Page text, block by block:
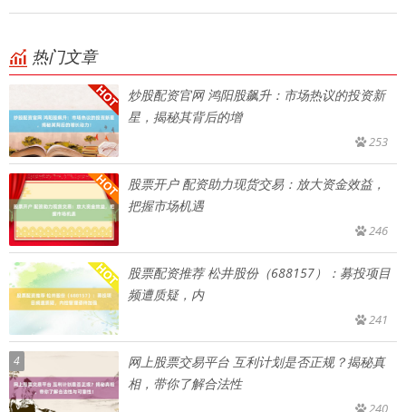
热门文章
炒股配资官网 鸿阳股飙升：市场热议的投资新
星，揭秘其背后的增
253
股票开户 配资助力现货交易：放大资金效益，
把握市场机遇
246
股票配资推荐 松井股份（688157）：募投项目
频遭质疑，内
241
4
网上股票交易平台 互利计划是否正规？揭秘真
相，带你了解合法性
240